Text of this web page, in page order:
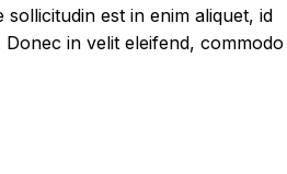
sollicitudin est in enim aliquet, id
in velit eleifend, commodo